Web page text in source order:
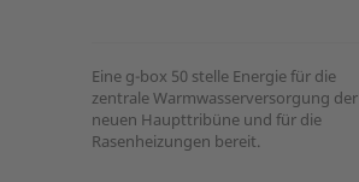
Eine g-box 50 stelle Energie für die
zentrale Warmwasserversorgung der
neuen Haupttribüne und für die
Rasenheizungen bereit.